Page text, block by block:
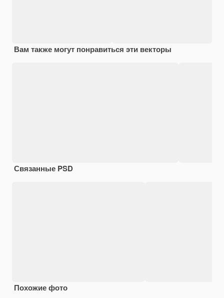
Вам также могут понравиться эти векторы
Связанные PSD
Похожие фото